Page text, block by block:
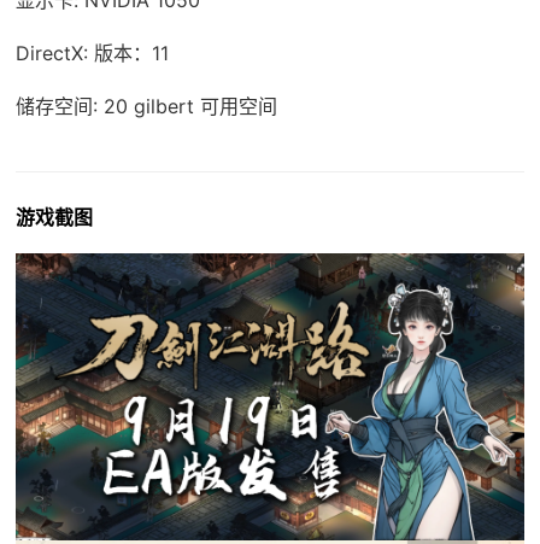
DirectX: 版本：11
储存空间: 20 gilbert 可用空间
游戏截图